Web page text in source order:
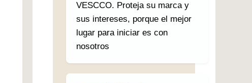
VESCCO. Proteja su marca y
sus intereses, porque el mejor
lugar para iniciar es con
nosotros